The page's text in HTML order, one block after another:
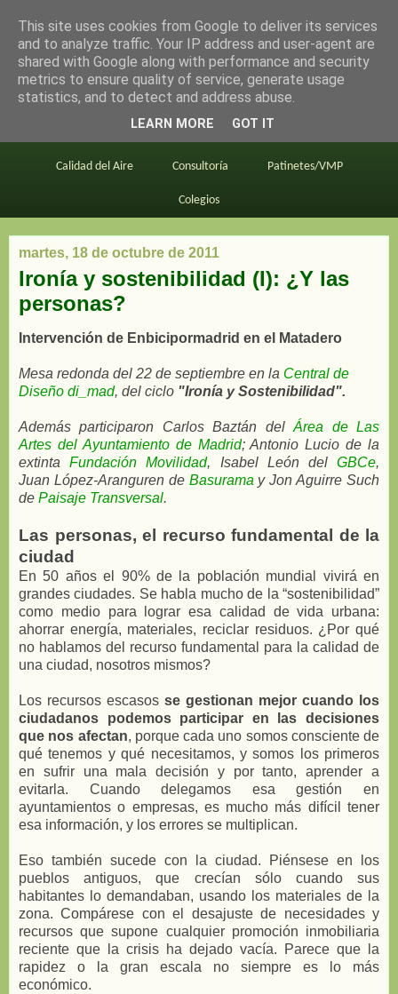
en bici por madrid
Este blog BiciMAD Primeros consejos
Calidad del Aire Consultoría Patinetes/VMP
Colegios
martes, 18 de octubre de 2011
Ironía y sostenibilidad (I): ¿Y las
personas?
Intervención de Enbicipormadrid en el Matadero
Mesa redonda del 22 de septiembre en la Central de
Diseño di_mad, del ciclo "Ironía y Sostenibilidad".
Además participaron Carlos Baztán delÁrea de Las
Artes del Ayuntamiento de Madrid; Antonio Lucio de la
extintaFundación Movilidad, Isabel León delGBCe,
Juan López-Aranguren de Basurama y Jon Aguirre Such
de Paisaje Transversal.
Las personas, el recurso fundamental de la
ciudad
En 50 años el 90% de la población mundial vivirá en
grandes ciudades. Se habla mucho de la “sostenibilidad”
como medio para lograr esa calidad de vida urbana:
ahorrar energía, materiales, reciclar residuos. ¿Por qué
no hablamos del recurso fundamental para la calidad de
una ciudad, nosotros mismos?
Los recursos escasos se gestionan mejor cuando los
ciudadanos podemos participar en las decisiones
que nos afectan, porque cada uno somos consciente de
qué tenemos y qué necesitamos, y somos los primeros
en sufrir una mala decisión y por tanto, aprender a
evitarla. Cuando delegamos esa gestión en
ayuntamientos o empresas, es mucho más difícil tener
esa información, y los errores se multiplican.
Eso también sucede con la ciudad. Piénsese en los
pueblos antiguos, que crecían sólo cuando sus
habitantes lo demandaban, usando los materiales de la
zona. Compárese con el desajuste de necesidades y
recursos que supone cualquier promoción inmobiliaria
reciente que la crisis ha dejado vacía. Parece que la
rapidez o la gran escala no siempre es lo más
económico.
This site uses cookies from Google to deliver its services
and to analyze traffic. Your IP address and user-agent are
shared with Google along with performance and security
metrics to ensure quality of service, generate usage
statistics, and to detect and address abuse.
LEARN MORE GOT IT